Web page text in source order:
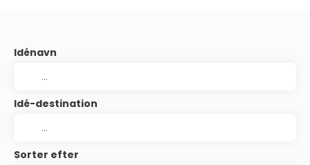
Idénavn
Idé-destination
Sorter efter